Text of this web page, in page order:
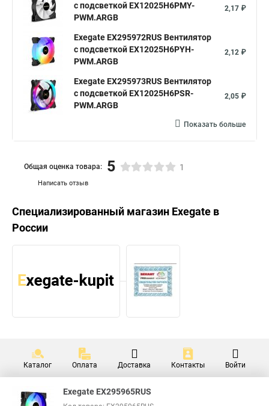
с подсветкой EX12025H6PMY-
PWM.ARGB
2,17 ₽
Exegate EX295972RUS Вентилятор
с подсветкой EX12025H6PYH-
PWM.ARGB
2,12 ₽
Exegate EX295973RUS Вентилятор
с подсветкой EX12025H6PSR-
PWM.ARGB
2,05 ₽
Показать больше
Написать отзыв
Общая оценка товара: 5 1
Специализированный магазин Exegate в
России
Каталог Оплата Доставка Контакты Войти
Exegate EX295965RUS